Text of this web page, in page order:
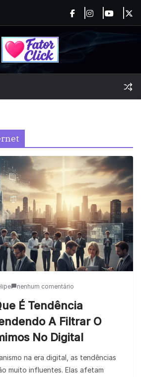
nenhum comentário
É Tendência
A Filtrar O
No Digital
na era digital, as tendências
muito influentes. Elas afetam